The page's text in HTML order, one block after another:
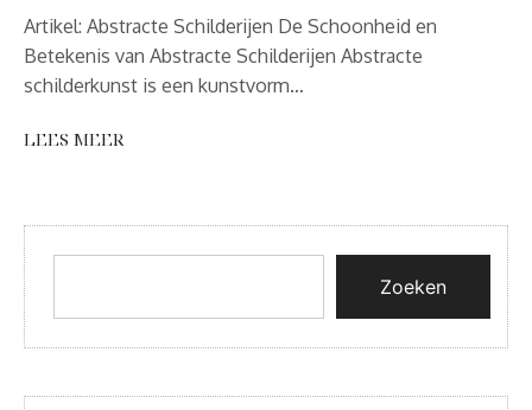
Artikel: Abstracte Schilderijen De Schoonheid en
Betekenis van Abstracte Schilderijen Abstracte
schilderkunst is een kunstvorm…
LEES MEER
Zoeken